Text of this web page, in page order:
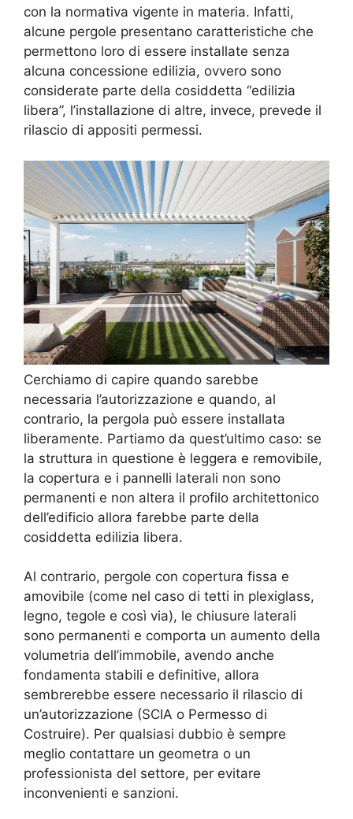
con la normativa vigente in materia. Infatti,
alcune pergole presentano caratteristiche che
permettono loro di essere installate senza
alcuna concessione edilizia, ovvero sono
considerate parte della cosiddetta “edilizia
libera”, l’installazione di altre, invece, prevede il
rilascio di appositi permessi.
Cerchiamo di capire quando sarebbe
necessaria l’autorizzazione e quando, al
contrario, la pergola può essere installata
liberamente. Partiamo da quest’ultimo caso: se
la struttura in questione è leggera e removibile,
la copertura e i pannelli laterali non sono
permanenti e non altera il profilo architettonico
dell’edificio allora farebbe parte della
cosiddetta edilizia libera.
Al contrario, pergole con copertura fissa e
amovibile (come nel caso di tetti in plexiglass,
legno, tegole e così via), le chiusure laterali
sono permanenti e comporta un aumento della
volumetria dell’immobile, avendo anche
fondamenta stabili e definitive, allora
sembrerebbe essere necessario il rilascio di
un’autorizzazione (SCIA o Permesso di
Costruire). Per qualsiasi dubbio è sempre
meglio contattare un geometra o un
professionista del settore, per evitare
inconvenienti e sanzioni.